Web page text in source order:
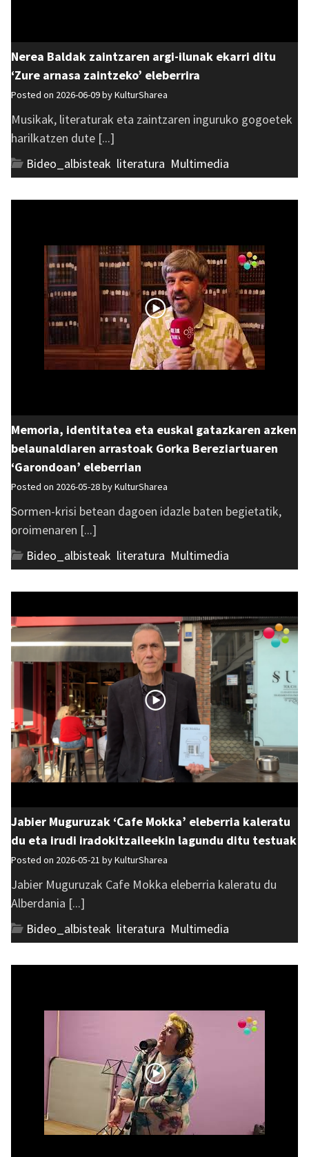
Nerea Baldak zaintzaren argi-ilunak ekarri ditu
‘Zure arnasa zaintzeko’ eleberrira
Posted on 2026-06-09 byKulturSharea
Musikak, literaturak eta zaintzaren inguruko gogoetek
harilkatzen dute [...]
Bideo_albisteak literatura Multimedia
Memoria, identitatea eta euskal gatazkaren azken
belaunaldiaren arrastoak Gorka Bereziartuaren
‘Garondoan’ eleberrian
Posted on 2026-05-28 byKulturSharea
Sormen-krisi betean dagoen idazle baten begietatik,
oroimenaren [...]
Bideo_albisteak literatura Multimedia
Jabier Muguruzak ‘Cafe Mokka’ eleberria kaleratu
du eta irudi iradokitzaileekin lagundu ditu testuak
Posted on 2026-05-21 byKulturSharea
Jabier Muguruzak Cafe Mokka eleberria kaleratu du
Alberdania [...]
Bideo_albisteak literatura Multimedia